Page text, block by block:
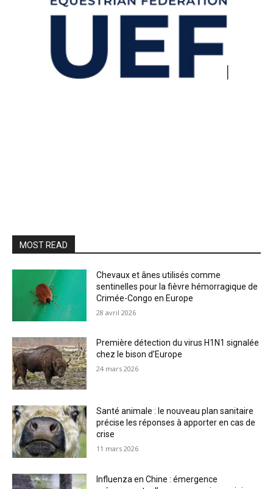
MOST READ
Chevaux et ânes utilisés comme
sentinelles pour la fièvre hémorragique de
Crimée-Congo en Europe
28 avril 2026
Première détection du virus H1N1 signalée
chez le bison d’Europe
24 mars 2026
Santé animale : le nouveau plan sanitaire
précise les réponses à apporter en cas de
crise
11 mars 2026
Influenza en Chine : émergence